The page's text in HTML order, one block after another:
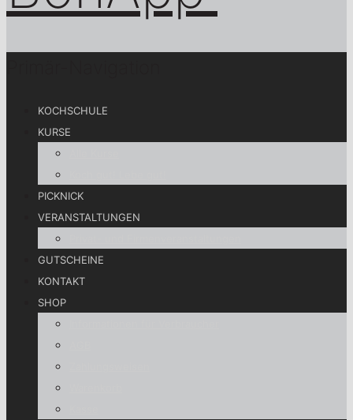
KOCHSCHULE
KURSE
PICKNICK
VERANSTALTUNGEN
GUTSCHEINE
KONTAKT
SHOP